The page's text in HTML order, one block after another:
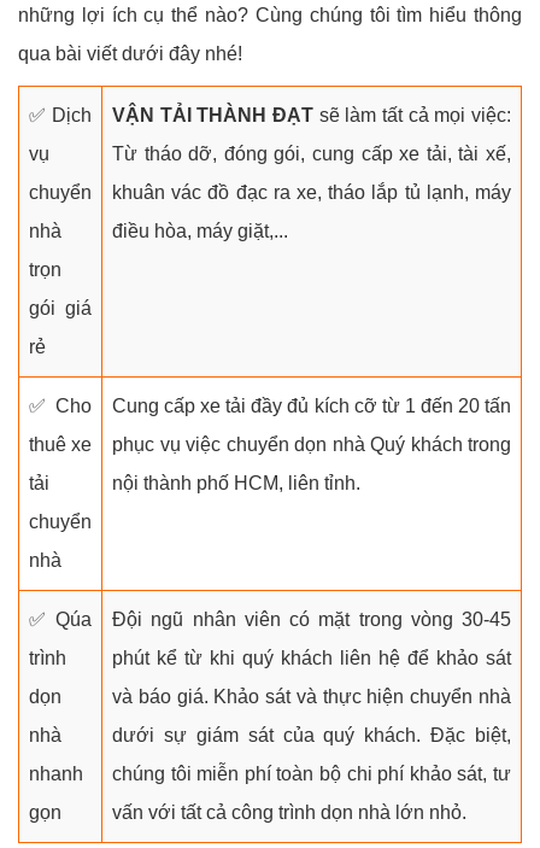
những lợi ích cụ thể nào? Cùng chúng tôi tìm hiểu thông
qua bài viết dưới đây nhé!
✅ Dịch
vụ
chuyển
nhà
trọn
gói giá
rẻ
VẬN TẢI THÀNH ĐẠT sẽ làm tất cả mọi việc:
Từ tháo dỡ, đóng gói, cung cấp xe tải, tài xế,
khuân vác đồ đạc ra xe, tháo lắp tủ lạnh, máy
điều hòa, máy giặt,...
✅ Cho
thuê xe
tải
chuyển
nhà
Cung cấp xe tải đầy đủ kích cỡ từ 1 đến 20 tấn
phục vụ việc chuyển dọn nhà Quý khách trong
nội thành phố HCM, liên tỉnh.
✅ Qúa
trình
dọn
nhà
nhanh
gọn
Đội ngũ nhân viên có mặt trong vòng 30-45
phút kể từ khi quý khách liên hệ để khảo sát
và báo giá. Khảo sát và thực hiện chuyển nhà
dưới sự giám sát của quý khách. Đặc biệt,
chúng tôi miễn phí toàn bộ chi phí khảo sát, tư
vấn với tất cả công trình dọn nhà lớn nhỏ.